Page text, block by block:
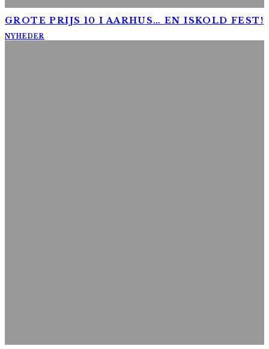
GROTE PRIJS 10 I AARHUS… EN ISKOLD FEST!
NYHEDER